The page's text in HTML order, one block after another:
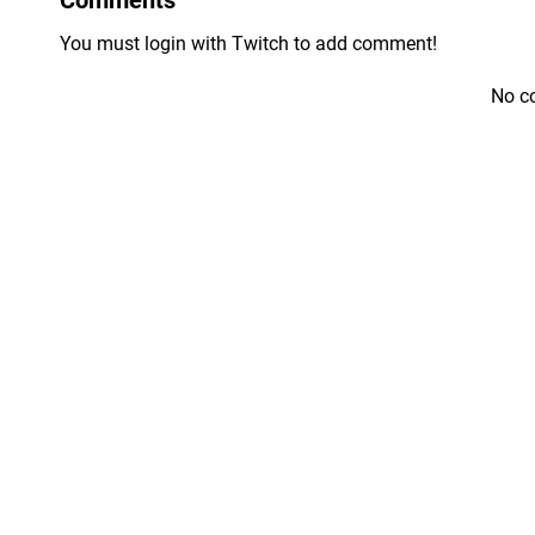
You must login with Twitch to add comment!
No